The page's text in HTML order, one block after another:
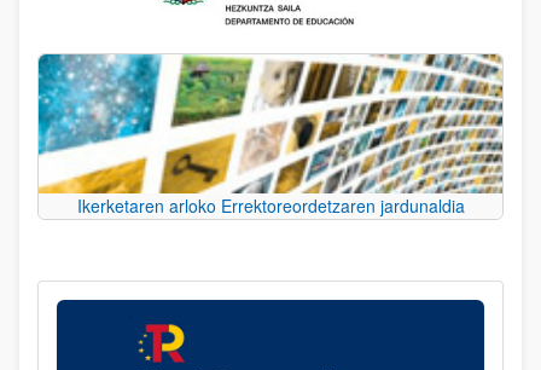
Ikerketaren arloko Errektoreordetzaren jardunaldia